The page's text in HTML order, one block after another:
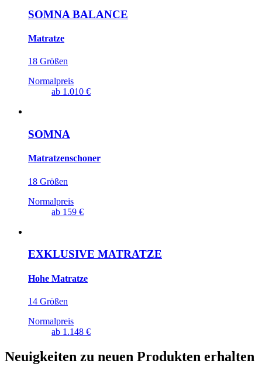
SOMNA BALANCE
Matratze
18 Größen
Normalpreis
ab 1.010 €
SOMNA
Matratzenschoner
18 Größen
Normalpreis
ab 159 €
EXKLUSIVE MATRATZE
Hohe Matratze
14 Größen
Normalpreis
ab 1.148 €
Neuigkeiten zu neuen Produkten erhalten